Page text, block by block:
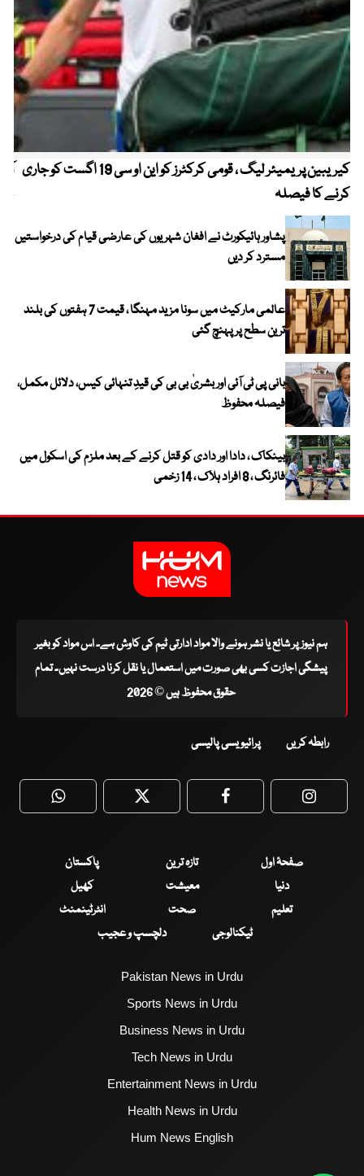
کیریبین پریمیئر لیگ ، قومی کرکٹرز کو این او سی 19 اگست کو جاری
کرنے کا فیصلہ
پشاور ہائیکورٹ نے افغان شہریوں کی عارضی قیام کی درخواستیں
مسترد کر دیں
عالمی مارکیٹ میں سونا مزید مہنگا ، قیمت 7 ہفتوں کی بلند
ترین سطح پر پہنچ گئی
بانی پی ٹی آئی اور بشریٰ بی بی کی قیدِ تنہائی کیس، دلائل مکمل،
فیصلہ محفوظ
بینکاک ، دادا اور دادی کو قتل کرنے کے بعد ملزم کی اسکول میں
فائرنگ ، 8 افراد ہلاک ، 14 زخمی
ہم نیوز پر شائع یا نشر ہونے والا مواد ادارتی ٹیم کی کاوش ہے۔ اس مواد کو بغیر
پیشگی اجازت کسی بھی صورت میں استعمال یا نقل کرنا درست نہیں۔ تمام
حقوق محفوظ ہیں © 2026
رابطہ کریں پرائیویسی پالیسی
WhatsApp Twitter Facebook
صفحۂ اول تازہ ترین
پاکستان
دنیا
معیشت
کھیل
تعلیم
صحت
انٹرٹینمنٹ
ٹیکنالوجی
دلچسپ و عجیب
Pakistan News in Urdu
Sports News in Urdu
Business News in Urdu
Tech News in Urdu
Entertainment News in Urdu
Health News in Urdu
Hum News English